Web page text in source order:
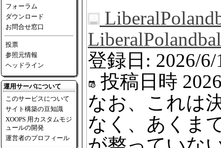
フォーラム
ダウンロード
お問合せ窓口
投票
参照元情報
ヘッドライン
運用サーバについて
このサービスについて
サイト構築の豆知識
XOOPS 用カスタムモジ
ュールの開発
運営者のプロフィール
登録日: 2026/6/
投稿日時
なお、これは
なく、あくま